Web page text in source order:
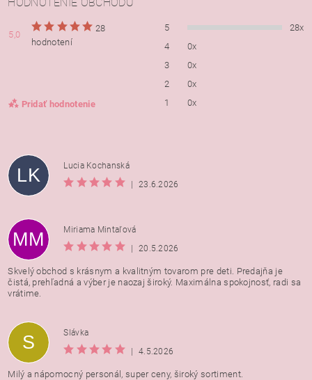
5,0
28
hodnotení
Pridať hodnotenie
5
28x
4
0x
3
0x
2
0x
1
0x
Vložením hodnotenie súhlasíte s
osobných údajov
LK
Lucia Kochanská
|
23.6.2026
MM
Miriama Mintaľová
|
20.5.2026
Skvelý obchod s krásnym a kvalitným tovarom pre deti. Predajňa je
čistá, prehľadná a výber je naozaj široký. Maximálna spokojnosť, radi sa
vrátime.
S
Slávka
|
4.5.2026
Milý a nápomocný personál, super ceny, široký sortiment.